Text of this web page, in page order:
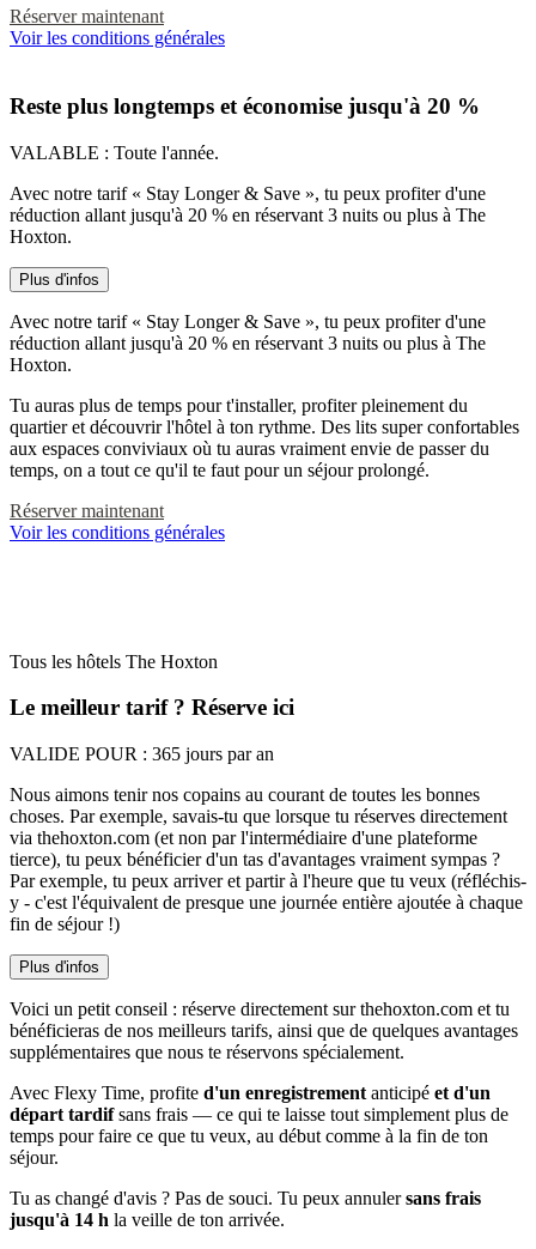
Réserver maintenant
Voir les conditions générales
Reste plus longtemps et économise jusqu'à 20 %
VALABLE : Toute l'année.
Avec notre tarif « Stay Longer & Save », tu peux profiter d'une
réduction allant jusqu'à 20 % en réservant 3 nuits ou plus à The
Hoxton.
Plus d'infos
Avec notre tarif « Stay Longer & Save », tu peux profiter d'une
réduction allant jusqu'à 20 % en réservant 3 nuits ou plus à The
Hoxton.
Tu auras plus de temps pour t'installer, profiter pleinement du
quartier et découvrir l'hôtel à ton rythme. Des lits super confortables
aux espaces conviviaux où tu auras vraiment envie de passer du
temps, on a tout ce qu'il te faut pour un séjour prolongé.
Réserver maintenant
Voir les conditions générales
Tous les hôtels The Hoxton
Le meilleur tarif ? Réserve ici
VALIDE POUR : 365 jours par an
Nous aimons tenir nos copains au courant de toutes les bonnes
choses. Par exemple, savais-tu que lorsque tu réserves directement
via thehoxton.com (et non par l'intermédiaire d'une plateforme
tierce), tu peux bénéficier d'un tas d'avantages vraiment sympas ?
Par exemple, tu peux arriver et partir à l'heure que tu veux (réfléchis-
y - c'est l'équivalent de presque une journée entière ajoutée à chaque
fin de séjour !)
Plus d'infos
Voici un petit conseil : réserve directement sur thehoxton.com et tu
bénéficieras de nos meilleurs tarifs, ainsi que de quelques avantages
supplémentaires que nous te réservons spécialement.
Avec Flexy Time, profite d'un enregistrement anticipé et d'un
départ tardifsans frais — ce qui te laisse tout simplement plus de
temps pour faire ce que tu veux, au début comme à la fin de ton
séjour.
Tu as changé d'avis ? Pas de souci. Tu peux annulersans frais
jusqu'à 14 h la veille de ton arrivée.